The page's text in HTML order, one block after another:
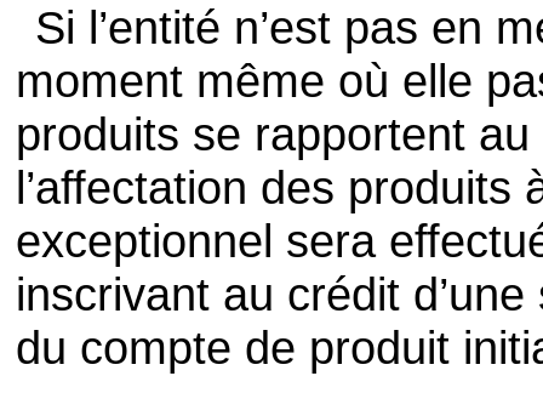
Si l’entité n’est pas en
moment même où elle
produits se rapportent
l’affectation des produits
exceptionnel sera
inscrivant au crédit
du compte de produit